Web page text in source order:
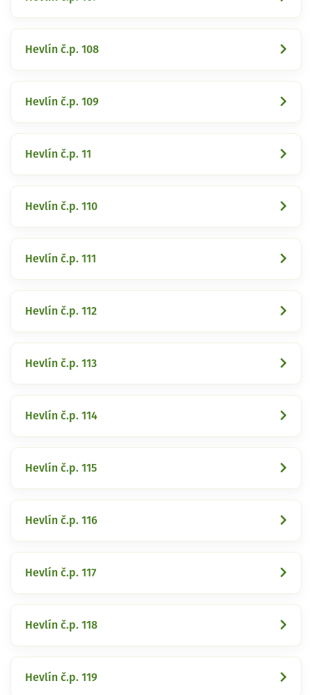
Hevlín č.p. 108
Hevlín č.p. 109
Hevlín č.p. 11
Hevlín č.p. 110
Hevlín č.p. 111
Hevlín č.p. 112
Hevlín č.p. 113
Hevlín č.p. 114
Hevlín č.p. 115
Hevlín č.p. 116
Hevlín č.p. 117
Hevlín č.p. 118
Hevlín č.p. 119